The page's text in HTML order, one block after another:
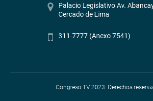
Palacio Legislativo Av.
Cercado de Lima
311-7777 (Anexo 7541)
Congreso TV 2023. Derechos